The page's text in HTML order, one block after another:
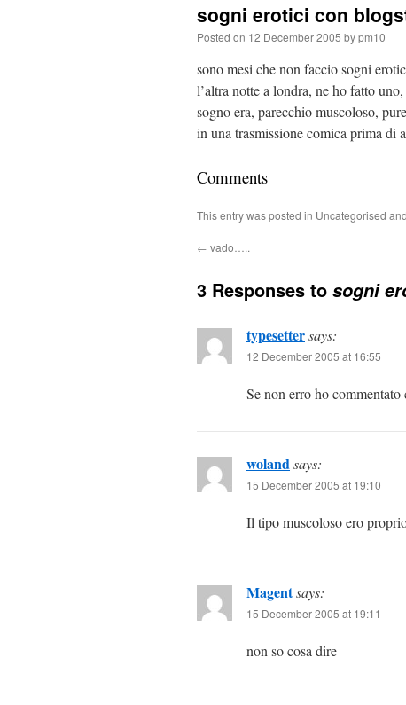
sogni erotici con
Posted on 12 December 2005 bypm10
sono mesi che non faccio sogni
l’altra notte a londra, ne ho fatto
sogno era, parecchio muscoloso,
in una trasmissione comica prima di
Comments
This entry was posted in Uncategorised
← vado…..
3 Responses to sogni
typesettersays:
12 December 2005 at 16:55
Se non erro ho
wolandsays:
15 December 2005 at 19:10
Il tipo muscoloso ero
Magentsays:
15 December 2005 at 19:11
non so cosa dire